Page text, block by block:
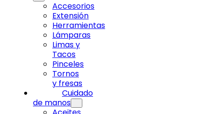
Accesorios
Extensión
Herramientas
Lámparas
Limas y
Tacos
Pinceles
Tornos
y fresas
Cuidado
de manos